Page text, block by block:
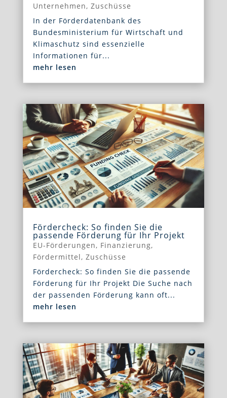
Unternehmen, Zuschüsse
In der Förderdatenbank des
Bundesministerium für Wirtschaft und
Klimaschutz sind essenzielle
Informationen für...
mehr lesen
Fördercheck: So finden Sie die
passende Förderung für Ihr Projekt
EU-Förderungen, Finanzierung,
Fördermittel, Zuschüsse
Fördercheck: So finden Sie die passende
Förderung für Ihr Projekt Die Suche nach
der passenden Förderung kann oft...
mehr lesen